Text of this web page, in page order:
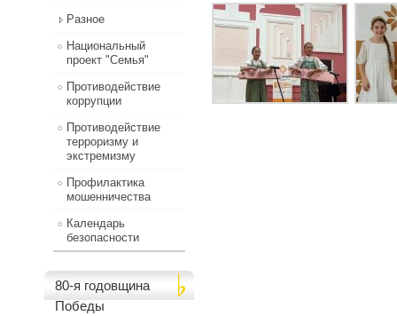
Разное
Национальный
проект "Семья"
Противодействие
коррупции
Противодействие
терроризму и
экстремизму
Профилактика
мошенничества
Календарь
безопасности
80-я годовщина
Победы